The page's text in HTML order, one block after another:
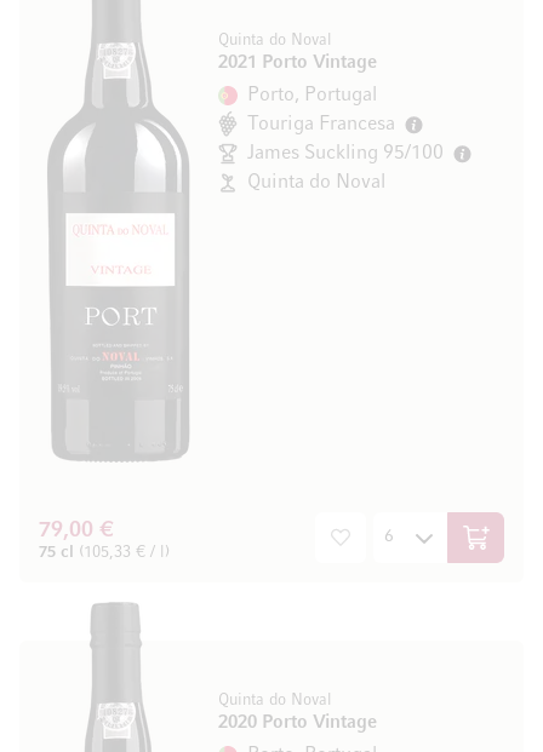
Quinta do Noval
2021 Porto Vintage
Porto, Portugal
Touriga Francesa
James Suckling 95/100
Quinta do Noval
79,00 €
75 cl (105,33 € / l) In den
Quinta do Noval
2020 Porto Vintage